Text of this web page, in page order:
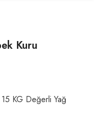
Kuru
KG Değerli Yağ